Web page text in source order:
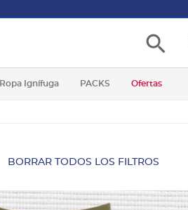
search
Ropa Ignífuga PACKS Ofertas
BORRAR TODOS LOS FILTROS